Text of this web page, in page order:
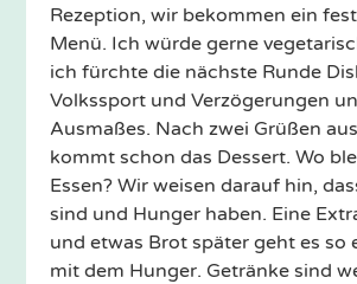
Rezeption, wir bekommen ein
Menü. Ich würde gerne
ich fürchte die nächste Runde
Volkssport und Verzögerungen
Ausmaßes. Nach zwei Grüßen
kommt schon das Dessert. Wo
Essen? Wir weisen darauf hin,
sind und Hunger haben. Eine
und etwas Brot später geht es so
mit dem Hunger. Getränke sind